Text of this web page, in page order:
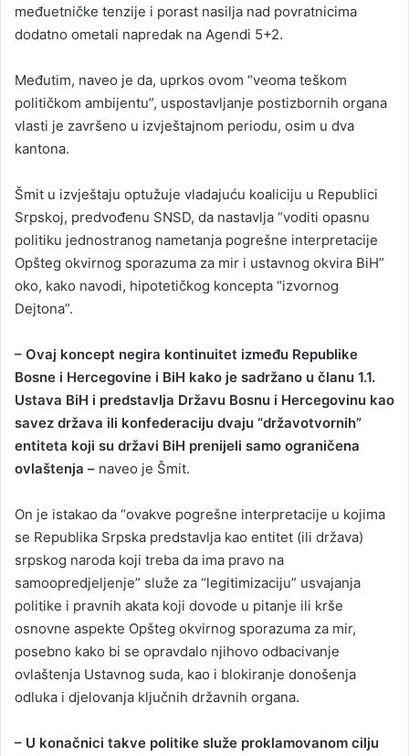
međuetničke tenzije i porast nasilja nad povratnicima
dodatno ometali napredak na Agendi 5+2.
Međutim, naveo je da, uprkos ovom “veoma teškom
političkom ambijentu”, uspostavljanje postizbornih organa
vlasti je završeno u izvještajnom periodu, osim u dva
kantona.
Šmit u izvještaju optužuje vladajuću koaliciju u Republici
Srpskoj, predvođenu SNSD, da nastavlja “voditi opasnu
politiku jednostranog nametanja pogrešne interpretacije
Opšteg okvirnog sporazuma za mir i ustavnog okvira BiH”
oko, kako navodi, hipotetičkog koncepta “izvornog
Dejtona”.
– Ovaj koncept negira kontinuitet između Republike
Bosne i Hercegovine i BiH kako je sadržano u članu 1.1.
Ustava BiH i predstavlja Državu Bosnu i Hercegovinu kao
savez država ili konfederaciju dvaju “državotvornih”
entiteta koji su državi BiH prenijeli samo ograničena
ovlaštenja – naveo je Šmit.
On je istakao da “ovakve pogrešne interpretacije u kojima
se Republika Srpska predstavlja kao entitet (ili država)
srpskog naroda koji treba da ima pravo na
samoopredjeljenje” služe za “legitimizaciju” usvajanja
politike i pravnih akata koji dovode u pitanje ili krše
osnovne aspekte Opšteg okvirnog sporazuma za mir,
posebno kako bi se opravdalo njihovo odbacivanje
ovlaštenja Ustavnog suda, kao i blokiranje donošenja
odluka i djelovanja ključnih državnih organa.
– U konačnici takve politike služe proklamovanom cilju